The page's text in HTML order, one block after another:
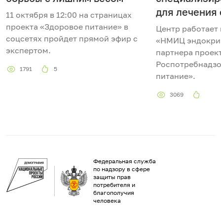
11 октября в 12:00 на страницах
проекта «Здоровое питание» в
соцсетях пройдет прямой эфир с
экспертом.
1791 5
для
Центр
«НМИЦ
партнера
питание».
3069
Федеральная служба
по надзору в сфере
защиты прав
потребителя и
благополучия
человека